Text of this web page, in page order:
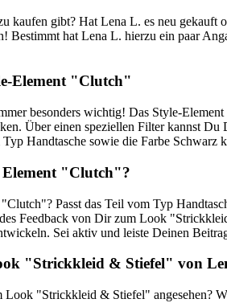
kaufen gibt? Hat Lena L. es neu gekauft
Bestimmt hat Lena L. hierzu ein paar
Element "Clutch"
besonders wichtig! Das Style-
Über einen speziellen Filter kannst
Handtasche sowie die Farbe Schwarz
Element "Clutch"?
Passt das Teil vom Typ
Feedback von Dir zum Look
Sei aktiv und leiste Deinen
"Strickkleid & Stiefel" von
"Strickkleid & Stiefel" angesehen?